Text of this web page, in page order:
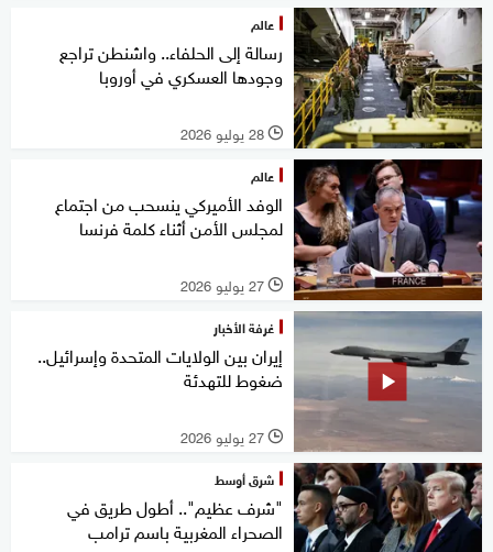
عالم
رسالة إلى الحلفاء.. واشنطن تراجع
وجودها العسكري في أوروبا
l 28 يوليو 2026
عالم
الوفد الأميركي ينسحب من اجتماع
لمجلس الأمن أثناء كلمة فرنسا
l 27 يوليو 2026
غرفة الأخبار
إيران بين الولايات المتحدة وإسرائيل..
ضغوط للتهدئة
l 27 يوليو 2026
شرق أوسط
"شرف عظيم".. أطول طريق في
الصحراء المغربية باسم ترامب